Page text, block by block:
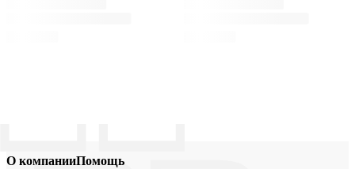
О компанииПомощь